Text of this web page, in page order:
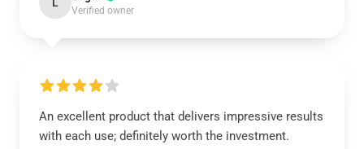
Verified owner
An excellent product that delivers impressive results
with each use; definitely worth the investment.